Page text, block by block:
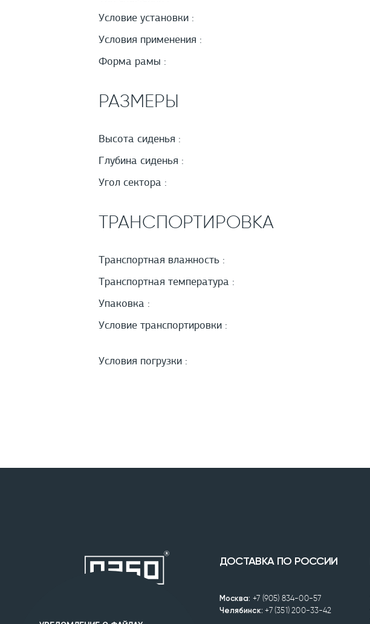
Условие установки :
Условия применения :
Форма рамы :
РАЗМЕРЫ
Высота сиденья :
Глубина сиденья :
Угол сектора :
ТРАНСПОРТИРОВКА
Транспортная влажность :
Транспортная температура :
Упаковка :
Условие транспортировки :
Условия погрузки :
ДОСТАВКА ПО РОССИИ
Москва: +7 (905) 834-00-57
Челябинск: +7 (351) 200-33-42